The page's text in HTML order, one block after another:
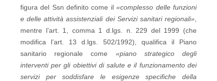
figura del Ssn definito come il«complesso delle funzioni
e delle attività assistenziali dei Servizi sanitari regionali»
mentre l’art. 1, comma 1 d.lgs. n. 229 del 1999 (che
modifica l’art. 13 d.lgs. 502/1992), qualifica il Piano
sanitario regionale come «piano strategico degli
interventi per gli obiettivi di salute e il funzionamento dei
servizi per soddisfare le esigenze specifiche della